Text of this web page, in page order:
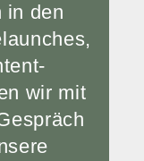
in den
wir mit